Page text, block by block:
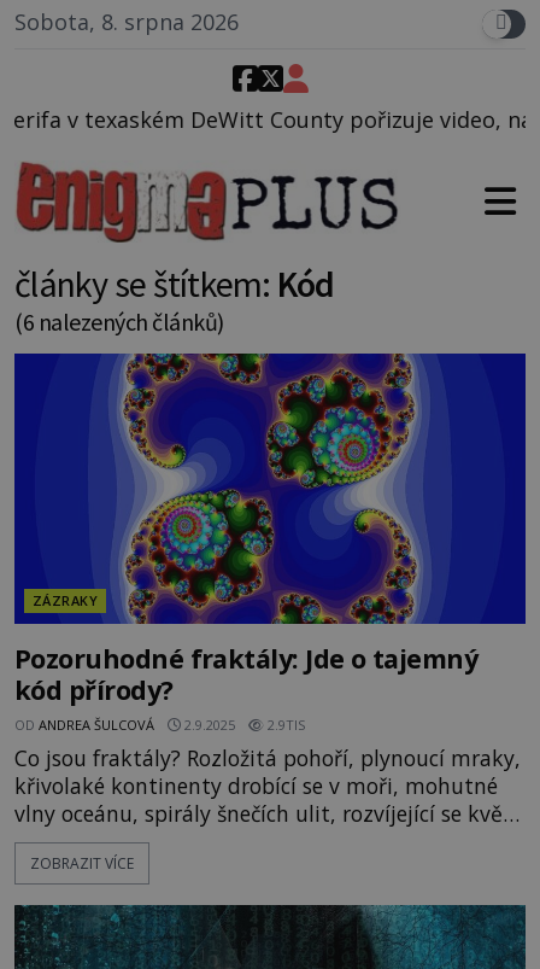
Sobota, 8. srpna 2026
pořizuje video, na kterém před jeho
články se štítkem: Kód
(6 nalezených článků)
ZÁZRAKY
Pozoruhodné fraktály: Jde o tajemný
kód přírody?
OD ANDREA ŠULCOVÁ 2.9.2025 2.9TIS
Co jsou fraktály? Rozložitá pohoří, plynoucí mraky,
křivolaké kontinenty drobící se v moři, mohutné
vlny oceánu, spirály šnečích ulit, rozvíjející se květy
rostlin a stromů, rozplývající se sněhové vločky,
klikatící se divoké proudy řeky, nebo například
fraktálů se jedná o geometrický objekt, který je
soběpodobný
ZOBRAZIT VÍCE